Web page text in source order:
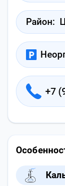
Район:
+7